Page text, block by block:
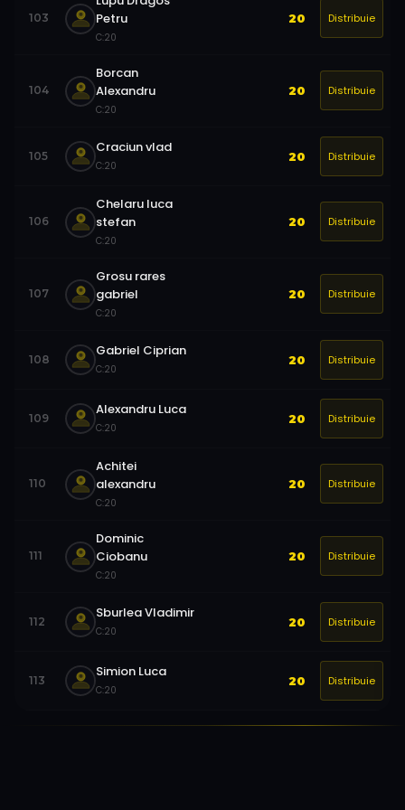
103
Petru
C:20
20 Distribuie
104
Borcan
Alexandru
C:20
20 Distribuie
105
Craciun vlad
C:20
20 Distribuie
106
Chelaru luca
stefan
C:20
20 Distribuie
107
Grosu rares
gabriel
C:20
20 Distribuie
108
Gabriel Ciprian
C:20
20 Distribuie
109
Alexandru Luca
C:20
20 Distribuie
110
Achitei
alexandru
C:20
20 Distribuie
111
Dominic
Ciobanu
C:20
20 Distribuie
112
Sburlea Vladimir
C:20
20 Distribuie
113
Simion Luca
C:20
20 Distribuie